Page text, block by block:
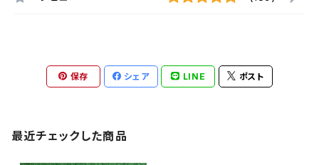
保存 シェア LINE ポスト
最近チェックした商品